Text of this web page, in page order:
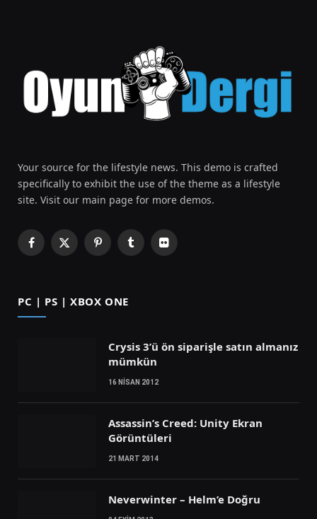
Your source for the lifestyle news. This demo is crafted
specifically to exhibit the use of the theme as a lifestyle
site. Visit our main page for more demos.
Facebook
X
PinterestTumblrFlickr
PC | PS | XBOX ONE
Crysis 3’ü ön siparişle satın almanız
mümkün
16 NISAN 2012
Assassin’s Creed: Unity Ekran
Görüntüleri
21 MART 2014
Neverwinter – Helm’e Doğru